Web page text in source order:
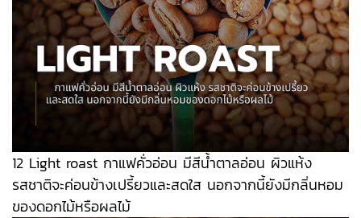
12 Light roast กาแฟคั่วอ่อน มีสีน้ำตาลอ่อน ผิวแห้ง
รสชาติจะค่อนข้างเปรี้ยวและสดใส นอกจากนี้ยังมีกลิ่นหอม
ของดอกไม้หรือผลไม้